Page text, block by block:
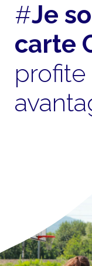
#Je
carte